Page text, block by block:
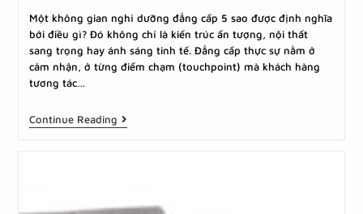
Một không gian nghỉ dưỡng đẳng cấp 5 sao được định nghĩa
bởi điều gì? Đó không chỉ là kiến trúc ấn tượng, nội thất
sang trọng hay ánh sáng tinh tế. Đẳng cấp thực sự nằm ở
cảm nhận, ở từng điểm chạm (touchpoint) mà khách hàng
tương tác…
Continue Reading